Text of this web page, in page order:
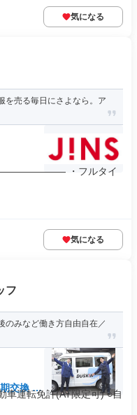
気になる
売る毎日にさよなら。ア
・フルタイ
気になる
フ
のみなど働き方自由自在／
交換 -1
車運転免許(AT限定可) ○自